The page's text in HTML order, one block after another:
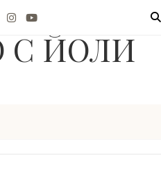
С ЙОЛИ